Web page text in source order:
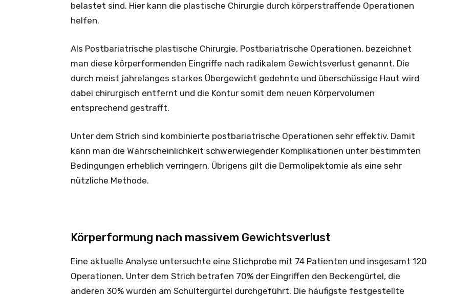
belastet sind. Hier kann die plastische Chirurgie durch körperstraffende Operationen
helfen.
Als Postbariatrische plastische Chirurgie, Postbariatrische Operationen, bezeichnet
man diese körperformenden Eingriffe nach radikalem Gewichtsverlust genannt. Die
durch meist jahrelanges starkes Übergewicht gedehnte und überschüssige Haut wird
dabei chirurgisch entfernt und die Kontur somit dem neuen Körpervolumen
entsprechend gestrafft.
Unter dem Strich sind kombinierte postbariatrische Operationen sehr effektiv. Damit
kann man die Wahrscheinlichkeit schwerwiegender Komplikationen unter bestimmten
Bedingungen erheblich verringern. Übrigens gilt die Dermolipektomie als eine sehr
nützliche Methode.
Körperformung nach massivem Gewichtsverlust
Eine aktuelle Analyse untersuchte eine Stichprobe mit 74 Patienten und insgesamt 120
Operationen. Unter dem Strich betrafen 70% der Eingriffen den Beckengürtel, die
anderen 30% wurden am Schultergürtel durchgeführt. Die häufigste festgestellte